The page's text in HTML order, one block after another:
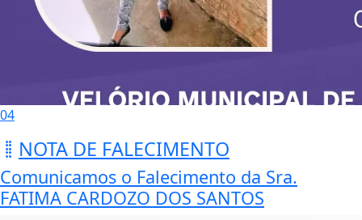
04
NOTA DE FALECIMENTO
Comunicamos o Falecimento da Sra.
FATIMA CARDOZO DOS SANTOS